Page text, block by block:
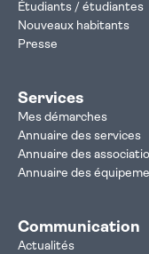
Étudiants / étudiantes
Nouveaux habitants
Presse
Services
Mes démarches
Annuaire des services
Annuaire des
Annuaire des
Communication
Actualités